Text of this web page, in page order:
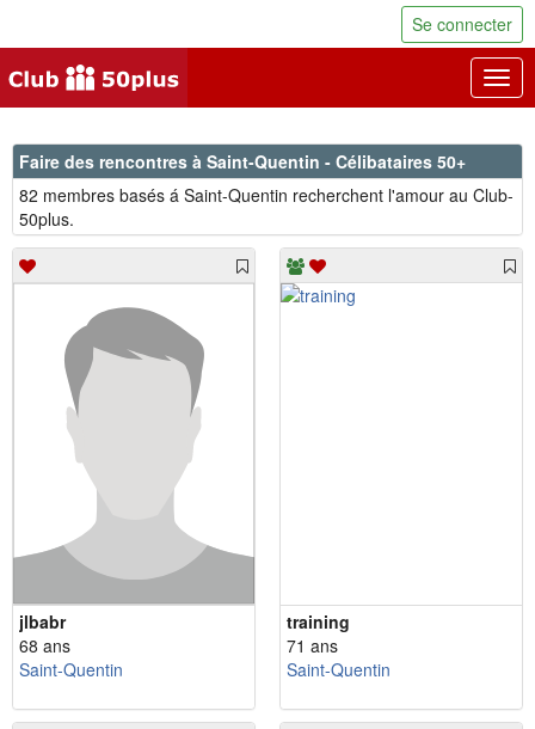
Se connecter
Faire des rencontres à Saint-Quentin - Célibataires 50+
82 membres basés á Saint-Quentin recherchent l'amour au Club-
50plus.
jlbabr
68 ans
Saint-Quentin
training
71 ans
Saint-Quentin